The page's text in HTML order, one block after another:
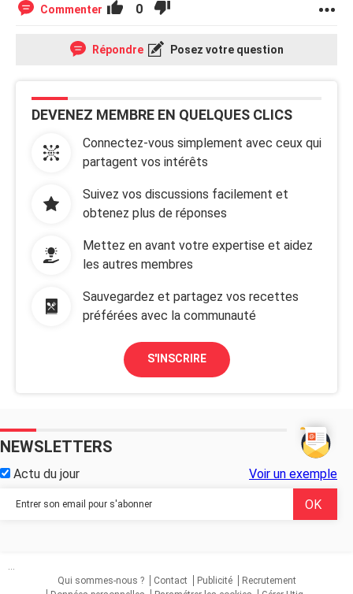
Commenter 0
Répondre Posez votre question
DEVENEZ MEMBRE EN QUELQUES CLICS
Connectez-vous simplement avec ceux qui
partagent vos intérêts
Suivez vos discussions facilement et
obtenez plus de réponses
Mettez en avant votre expertise et aidez
les autres membres
Sauvegardez et partagez vos recettes
préférées avec la communauté
S'INSCRIRE
NEWSLETTERS
Actu du jour Voir un exemple
...
Qui sommes-nous ?
Contact Publicité
Recrutement